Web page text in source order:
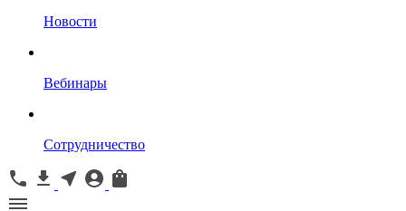
Новости
Вебинары
Сотрудничество